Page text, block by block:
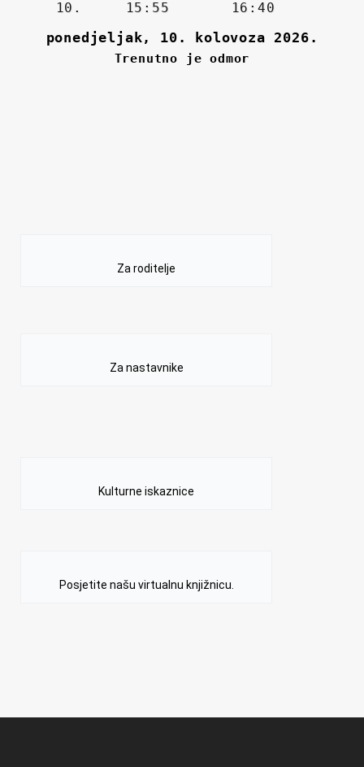
Za roditelje
Za nastavnike
Kulturne iskaznice
Posjetite našu virtualnu knjižnicu.